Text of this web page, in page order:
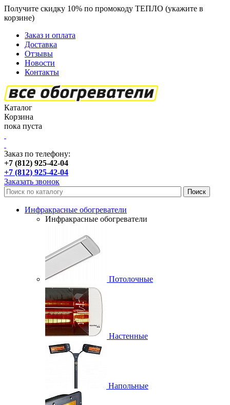
Получите скидку 10% по промокоду ТЕПЛО (укажите в
корзине)
Заказ и оплата
Доставка
Отзывы
Новости
Контакты
Каталог
Корзина
пока пуста
Заказ по телефону:
+7 (812) 925-42-04
+7 (812) 925-42-04
Заказать звонок
Инфракрасные обогреватели
Инфракрасные обогреватели
Потолочные
Настенные
Напольные